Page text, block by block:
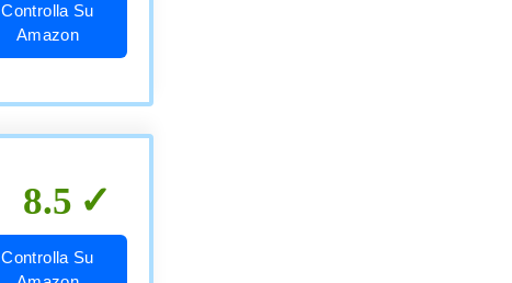
Controlla Su
Amazon
8.5
Controlla Su